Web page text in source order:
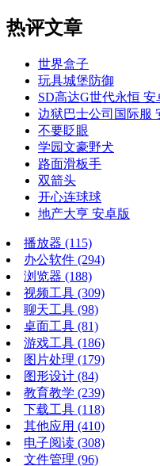
热评文章
世界盒子
玩具城堡防御
SD高达G世代永恒 安
边狱巴士公司国际服
不要眨眼
学园文豪野犬
路面滑板手
双箭头
开心连球球
地产大亨 安卓版
播放器 (115)
办公软件 (294)
浏览器 (188)
视频工具 (309)
聊天工具 (98)
桌面工具 (81)
游戏工具 (186)
图片处理 (179)
图形设计 (84)
教育教学 (239)
下载工具 (118)
其他应用 (410)
电子阅读 (308)
文件管理 (96)